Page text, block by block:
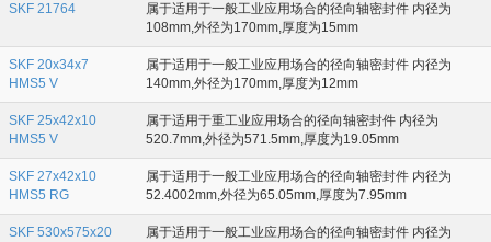
SKF 21764
属于适用于一般工业应用场合的径向轴密封件 内径为
108mm,外径为170mm,厚度为15mm
SKF 20x34x7
HMS5 V
属于适用于一般工业应用场合的径向轴密封件 内径为
140mm,外径为170mm,厚度为12mm
SKF 25x42x10
HMS5 V
属于适用于重工业应用场合的径向轴密封件 内径为
520.7mm,外径为571.5mm,厚度为19.05mm
SKF 27x42x10
HMS5 RG
属于适用于一般工业应用场合的径向轴密封件 内径为
52.4002mm,外径为65.05mm,厚度为7.95mm
SKF 530x575x20
属于适用于一般工业应用场合的径向轴密封件 内径为